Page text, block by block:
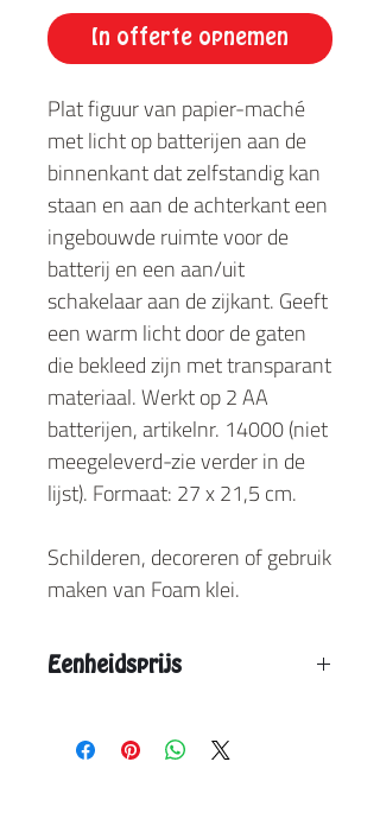
In offerte opnemen
Plat figuur van papier-maché
met licht op batterijen aan de
binnenkant dat zelfstandig kan
staan en aan de achterkant een
ingebouwde ruimte voor de
batterij en een aan/uit
schakelaar aan de zijkant. Geeft
een warm licht door de gaten
die bekleed zijn met transparant
materiaal. Werkt op 2 AA
batterijen, artikelnr. 14000 (niet
meegeleverd-zie verder in de
lijst). Formaat: 27 x 21,5 cm.
Schilderen, decoreren of gebruik
maken van Foam klei.
Eenheidsprijs
Vanaf 12 stuks: € 10,75